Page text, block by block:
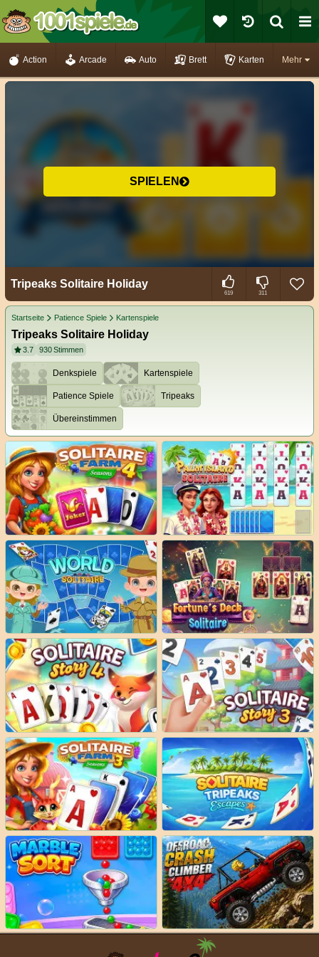
Mehr
Action Arcade Auto Brett Karten
SPIELEN
Tripeaks Solitaire Holiday
619 311
Startseite Patience Spiele Kartenspiele
Tripeaks Solitaire Holiday
3.7 930Stimmen
Denkspiele Kartenspiele
Patience Spiele Tripeaks
Übereinstimmen